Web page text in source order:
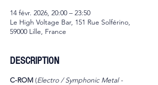
14 févr. 2026, 20:00 – 23:50
Le High Voltage Bar, 151 Rue Solférino,
59000 Lille, France
DESCRIPTION
C-ROM (Electro / Symphonic Metal -